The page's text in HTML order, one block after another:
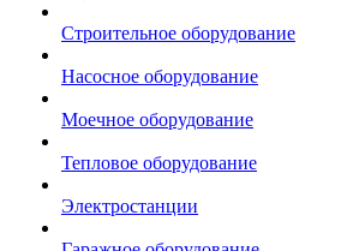
Строительное оборудование
Насосное оборудование
Моечное оборудование
Тепловое оборудование
Электростанции